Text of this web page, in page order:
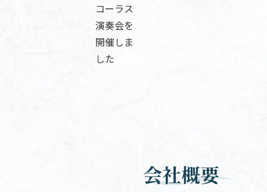
コーラス
演奏会を
開催しま
した
会社概要